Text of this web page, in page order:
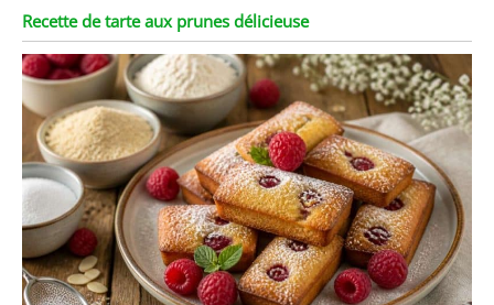
Recette de tarte aux prunes délicieuse